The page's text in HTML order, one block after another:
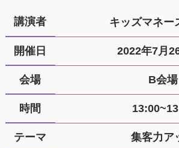
講演者 キッズマネー
開催日 2022年7月
会場 B会場
時間
テーマ 集客力ア